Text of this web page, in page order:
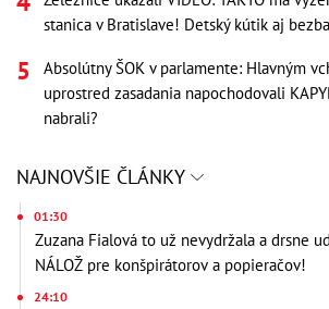
stanica v Bratislave! Detský kútik aj
Absolútny ŠOK v parlamente: Hlavným
uprostred zasadania napochodovali
nabrali?
NAJNOVŠIE ČLÁNKY
01:30
Zuzana Fialová to už nevydržala a drsne
NÁLOŽ pre konšpirátorov a popieračov!
24:10